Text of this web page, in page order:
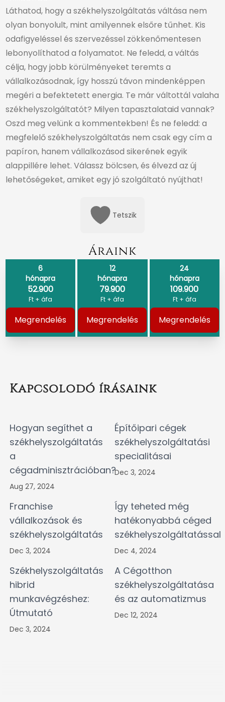
Láthatod, hogy a székhelyszolgáltatás váltása nem
olyan bonyolult, mint amilyennek elsőre tűnhet. Kis
odafigyeléssel és szervezéssel zökkenőmentesen
lebonyolíthatod a folyamatot. Ne feledd, a váltás
célja, hogy jobb körülményeket teremts a
vállalkozásodnak, így hosszú távon mindenképpen
megéri a befektetett energia. Te már váltottál valaha
székhelyszolgáltatót? Milyen tapasztalataid vannak?
Oszd meg velünk a kommentekben! És ne feledd: a
megfelelő székhelyszolgáltatás nem csak egy cím a
papíron, hanem vállalkozásod sikerének egyik
alappillére lehet. Válassz bölcsen, és élvezd az új
lehetőségeket, amiket egy jó szolgáltató nyújthat!
Tetszik
Áraink
6
hónapra
52.900
Ft + áfa
Megrendelés
12
hónapra
79.900
Ft + áfa
Megrendelés
24
hónapra
109.900
Ft + áfa
Megrendelés
Kapcsolodó írásaink
Hogyan segíthet a
székhelyszolgáltatás
a
cégadminisztrációban?
Aug 27, 2024
Építőipari cégek
székhelyszolgáltatási
specialitásai
Dec 3, 2024
Franchise
vállalkozások és
székhelyszolgáltatás
Dec 3, 2024
Így teheted még
hatékonyabbá céged
székhelyszolgáltatással
Dec 4, 2024
Székhelyszolgáltatás
hibrid
munkavégzéshez:
Útmutató
Dec 3, 2024
A Cégotthon
székhelyszolgáltatása
és az automatizmus
Dec 12, 2024